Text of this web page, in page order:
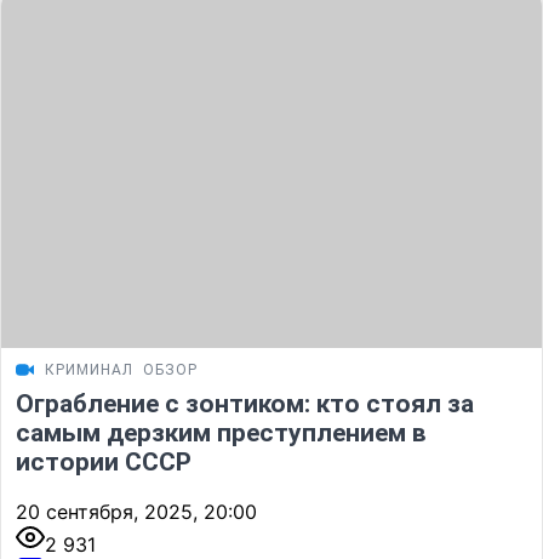
КРИМИНАЛ ОБЗОР
Ограбление с зонтиком: кто стоял за
самым дерзким преступлением в
истории СССР
20 сентября, 2025, 20:00
2 931